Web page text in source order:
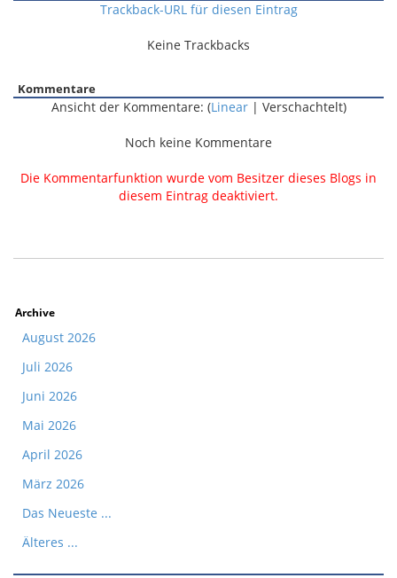
Trackback-URL für diesen Eintrag
Keine Trackbacks
Kommentare
Ansicht der Kommentare: (Linear| Verschachtelt)
Noch keine Kommentare
Die Kommentarfunktion wurde vom Besitzer dieses Blogs in
diesem Eintrag deaktiviert.
Archive
August 2026
Juli 2026
Juni 2026
Mai 2026
April 2026
März 2026
Das Neueste ...
Älteres ...